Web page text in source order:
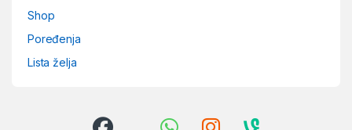
Shop
Poređenja
Lista želja